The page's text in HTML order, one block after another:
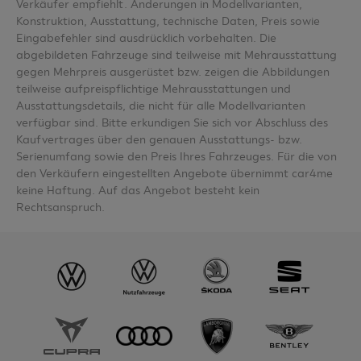
Verkäufer empfiehlt. Änderungen in Modellvarianten,
Konstruktion, Ausstattung, technische Daten, Preis sowie
Eingabefehler sind ausdrücklich vorbehalten. Die
abgebildeten Fahrzeuge sind teilweise mit Mehrausstattung
gegen Mehrpreis ausgerüstet bzw. zeigen die Abbildungen
teilweise aufpreispflichtige Mehrausstattungen und
Ausstattungsdetails, die nicht für alle Modellvarianten
verfügbar sind. Bitte erkundigen Sie sich vor Abschluss des
Kaufvertrages über den genauen Ausstattungs- bzw.
Serienumfang sowie den Preis Ihres Fahrzeuges. Für die von
den Verkäufern eingestellten Angebote übernimmt car4me
keine Haftung. Auf das Angebot besteht kein
Rechtsanspruch.